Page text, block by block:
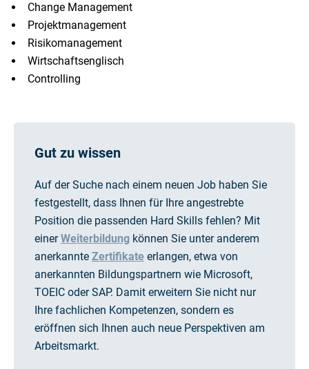
Change Management
Projektmanagement
Risikomanagement
Wirtschaftsenglisch
Controlling
Gut zu wissen
Auf der Suche nach einem neuen Job haben Sie
festgestellt, dass Ihnen für Ihre angestrebte
Position die passenden Hard Skills fehlen? Mit
einerWeiterbildung können Sie unter anderem
anerkannte Zertifikate erlangen, etwa von
anerkannten Bildungspartnern wie Microsoft,
TOEIC oder SAP. Damit erweitern Sie nicht nur
Ihre fachlichen Kompetenzen, sondern es
eröffnen sich Ihnen auch neue Perspektiven am
Arbeitsmarkt.